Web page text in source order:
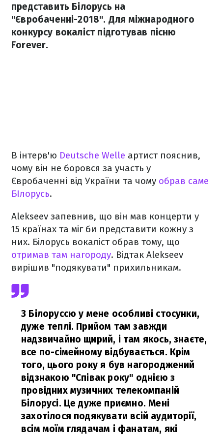
представить Білорусь на
"Євробаченні-2018". Для міжнародного
конкурсу вокаліст підготував пісню
Forever.
В інтерв'ю Deutsche Welle артист пояснив,
чому він не боровся за участь у
Євробаченні від України та чому обрав саме
БІлорусь.
Alekseev запевнив, що він мав концерти у
15 країнах та міг би представити кожну з
них. Білорусь вокаліст обрав тому, що
отримав там нагороду. Відтак Alekseev
вирішив "подякувати" прихильникам.
З Білоруссю у мене особливі стосунки,
дуже теплі. Прийом там завжди
надзвичайно щирий, і там якось, знаєте,
все по-сімейному відбувається. Крім
того, цього року я був нагороджений
відзнакою "Співак року" однією з
провідних музичних телекомпаній
Білорусі. Це дуже приємно. Мені
захотілося подякувати всій аудиторії,
всім моїм глядачам і фанатам, які